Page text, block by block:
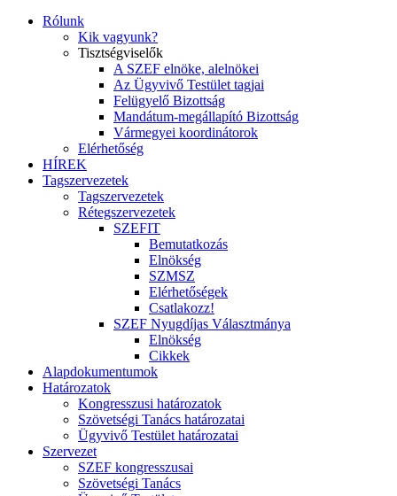
Rólunk
Kik vagyunk?
Tisztségviselők
A SZEF elnöke, alelnökei
Az Ügyvivő Testület tagjai
Felügyelő Bizottság
Mandátum-megállapító Bizottság
Vármegyei koordinátorok
Elérhetőség
HÍREK
Tagszervezetek
Tagszervezetek
Rétegszervezetek
SZEFIT
Bemutatkozás
Elnökség
SZMSZ
Elérhetőségek
Csatlakozz!
SZEF Nyugdíjas Választmánya
Elnökség
Cikkek
Alapdokumentumok
Határozatok
Kongresszusi határozatok
Szövetségi Tanács határozatai
Ügyvivő Testület határozatai
Szervezet
SZEF kongresszusai
Szövetségi Tanács